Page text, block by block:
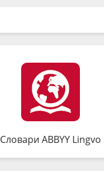
Словари ABBYY Lingvo